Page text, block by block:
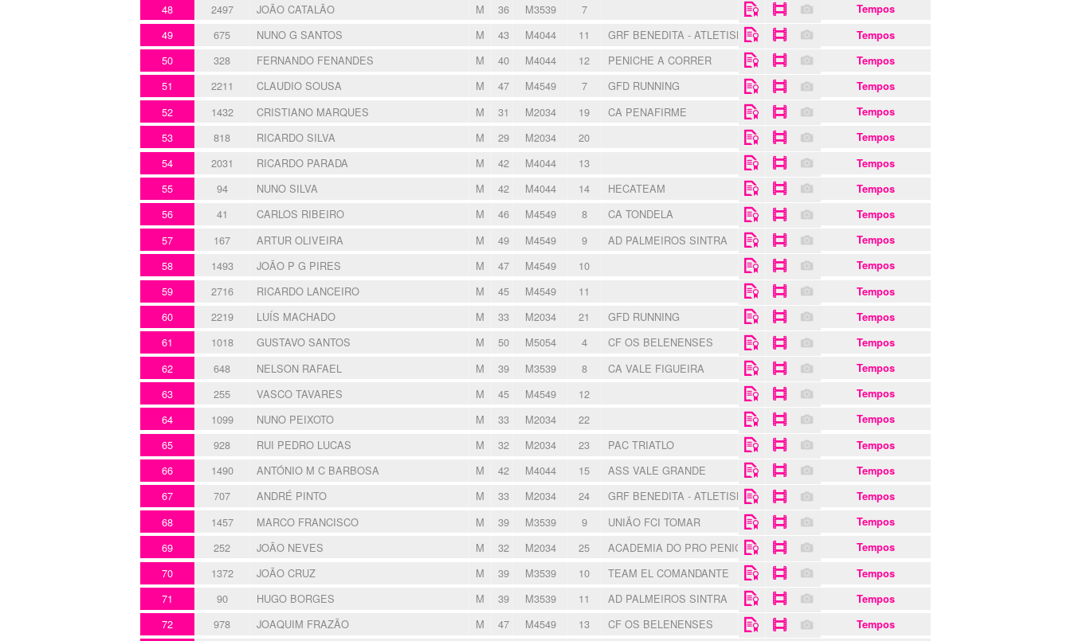
48 2497 JOÃO CATALÃO M 36 M3539 7 Tempos
49 675 NUNO G SANTOS M 43 M4044 11 GRF BENEDITA - ATLETISMO Tempos
50 328 FERNANDO FENANDES M 40 M4044 12 PENICHE A CORRER Tempos
51 2211 CLAUDIO SOUSA M 47 M4549 7 GFD RUNNING Tempos
52 1432 CRISTIANO MARQUES M 31 M2034 19 CA PENAFIRME Tempos
53 818 RICARDO SILVA M 29 M2034 20 Tempos
54 2031 RICARDO PARADA M 42 M4044 13 Tempos
55 94 NUNO SILVA M 42 M4044 14 HECATEAM Tempos
56 41 CARLOS RIBEIRO M 46 M4549 8 CA TONDELA Tempos
57 167 ARTUR OLIVEIRA M 49 M4549 9 AD PALMEIROS SINTRA Tempos
58 1493 JOÃO P G PIRES M 47 M4549 10 Tempos
59 2716 RICARDO LANCEIRO M 45 M4549 11 Tempos
60 2219 LUÍS MACHADO M 33 M2034 21 GFD RUNNING Tempos
61 1018 GUSTAVO SANTOS M 50 M5054 4 CF OS BELENENSES Tempos
62 648 NELSON RAFAEL M 39 M3539 8 CA VALE FIGUEIRA Tempos
63 255 VASCO TAVARES M 45 M4549 12 Tempos
64 1099 NUNO PEIXOTO M 33 M2034 22 Tempos
65 928 RUI PEDRO LUCAS M 32 M2034 23 PAC TRIATLO Tempos
66 1490 ANTÓNIO M C BARBOSA M 42 M4044 15 ASS VALE GRANDE Tempos
67 707 ANDRÉ PINTO M 33 M2034 24 GRF BENEDITA - ATLETISMO Tempos
68 1457 MARCO FRANCISCO M 39 M3539 9 UNIÃO FCI TOMAR Tempos
69 252 JOÃO NEVES M 32 M2034 25 ACADEMIA DO PRO PENICHE Tempos
70 1372 JOÃO CRUZ M 39 M3539 10 TEAM EL COMANDANTE Tempos
71 90 HUGO BORGES M 39 M3539 11 AD PALMEIROS SINTRA Tempos
72 978 JOAQUIM FRAZÃO M 47 M4549 13 CF OS BELENENSES Tempos